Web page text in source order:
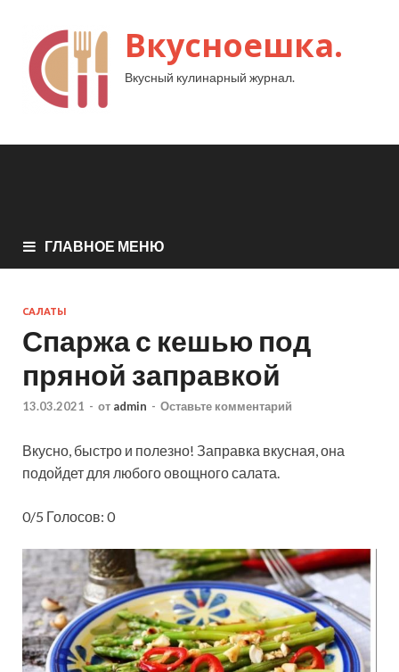
Вкусноешка.
Вкусный кулинарный журнал.
ГЛАВНОЕ МЕНЮ
САЛАТЫ
Спаржа с кешью под
пряной заправкой
13.03.2021 - от admin - Оставьте комментарий
Вкусно, быстро и полезно! Заправка вкусная, она
подойдет для любого овощного салата.
0/5 Голосов: 0